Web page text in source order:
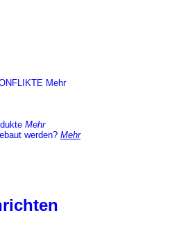
Mehr
Mehr
werden? Mehr